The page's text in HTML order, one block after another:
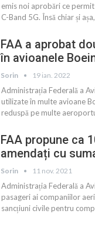
emis noi aprobări ce
C-Band 5G. Însă chiar și
FAA a aprobat
în avioanele
Sorin 19 ian. 2022
Administrația Federală a
utilizate în multe avioane
reduspă pe multe
FAA propune ca
amendați cu
Sorin 11 nov. 2021
Administrația Federală a
pasageri ai companiilor
sancțiuni civile pentru